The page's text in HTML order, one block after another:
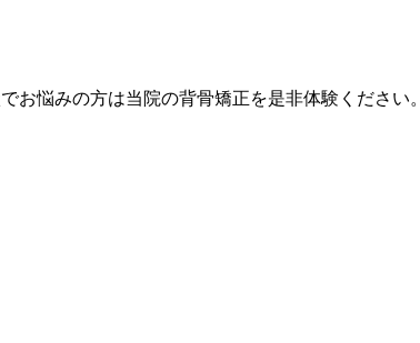
お悩みの方は当院の背骨矯正を是非体験ください。